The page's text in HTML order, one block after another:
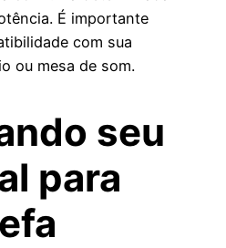
É importante
com sua
ou mesa de som.
seu
para